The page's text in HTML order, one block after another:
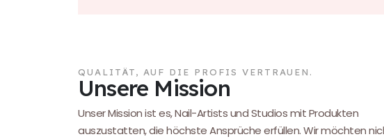
QUALITÄT, AUF DIE PROFIS VERTRAUEN.
Unsere Mission
Unser Mission ist es, Nail-Artists und Studios mit Produkten
auszustatten, die höchste Ansprüche erfüllen. Wir möchten